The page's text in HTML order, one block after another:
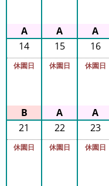
直
近
日
14
休園日
15
休園日
16
休園日
21
休園日
22
休園日
23
休園日